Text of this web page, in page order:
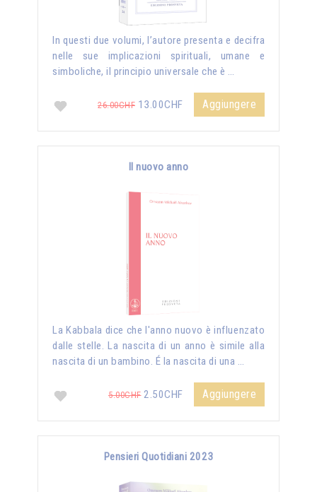
In questi due volumi, l’autore presenta e decifra
nelle sue implicazioni spirituali, umane e
simboliche, il principio universale che è …
26.00CHF 13.00CHF Aggiungere
Il nuovo anno
La Kabbala dice che l'anno nuovo è influenzato
dalle stelle. La nascita di un anno è simile alla
nascita di un bambino. É la nascita di una …
5.00CHF2.50CHF Aggiungere
Pensieri Quotidiani 2023